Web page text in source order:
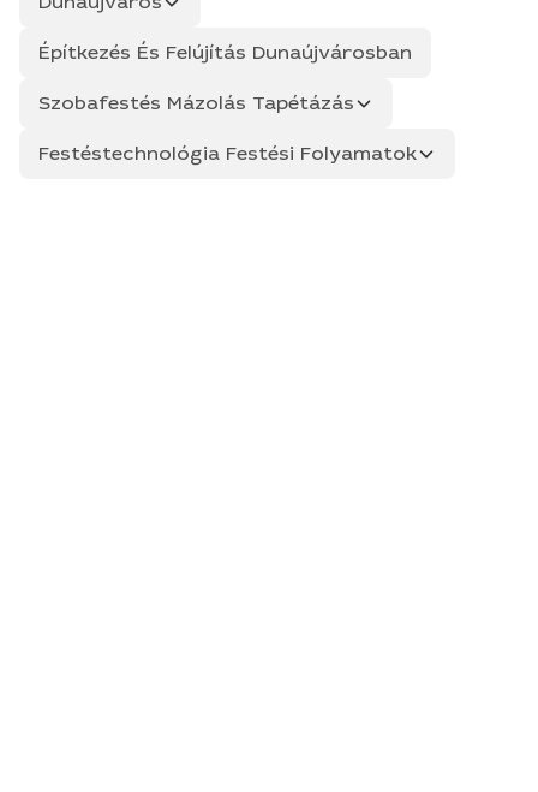
Építkezés És Felújítás Dunaújvárosban
Szobafestés Mázolás Tapétázás
Festéstechnológia Festési Folyamatok